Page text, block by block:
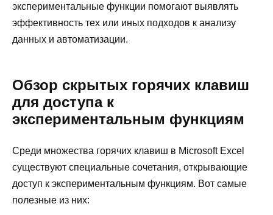
экспериментальные функции помогают выявлять
эффективность тех или иных подходов к анализу
данных и автоматизации.
Обзор скрытых горячих клавиш
для доступа к
экспериментальным функциям
Среди множества горячих клавиш в Microsoft Excel
существуют специальные сочетания, открывающие
доступ к экспериментальным функциям. Вот самые
полезные из них: